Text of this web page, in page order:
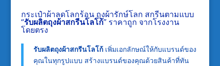
กระเป๋าผ้าลดโลกร้อน ถุงผ้ารักษ์โลก สกรีนตามแบบ
“รับผลิตถุงผ้าสกรีนโลโก้” ราคาถูก จากโรงงาน
โดยตรง
รับผลิตถุงผ้าสกรีนโลโก้เพิ่มเอกลักษณ์ให้กับแบรนด์ของ
คุณในทุกรูปแบบ สร้างแบรนด์ของคุณด้วยสินค้าที่ทัน